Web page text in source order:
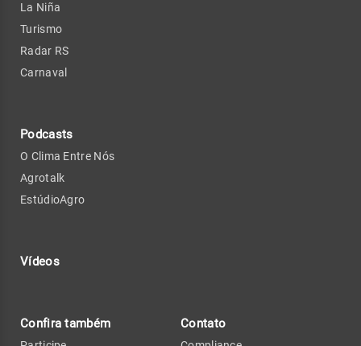
La Niña
Turismo
Radar RS
Carnaval
Podcasts
O Clima Entre Nós
Agrotalk
EstúdioAgro
Vídeos
Confira também Contato